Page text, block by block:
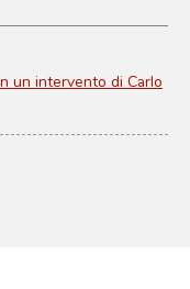
un intervento di Carlo